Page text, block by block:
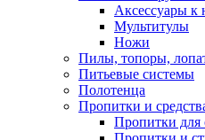
Аксессуары к
Мультитулы
Ножи
Пилы, топоры,
Питьевые системы
Полотенца
Пропитки и
Пропитки для